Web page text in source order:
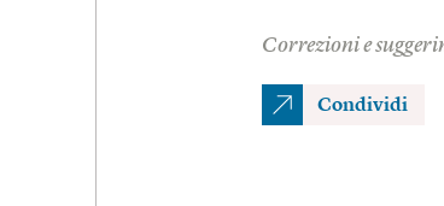
Correzioni e
Condividi